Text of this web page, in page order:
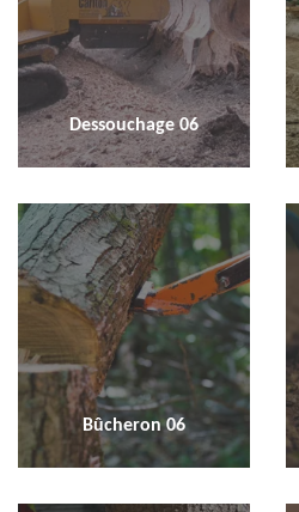
Dessouchage 06
Bûcheron 06